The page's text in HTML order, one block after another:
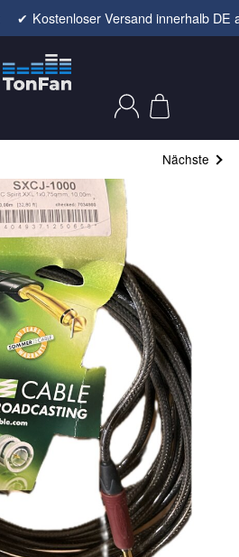
✔ Kostenloser Versand innerhalb DE
Nächste